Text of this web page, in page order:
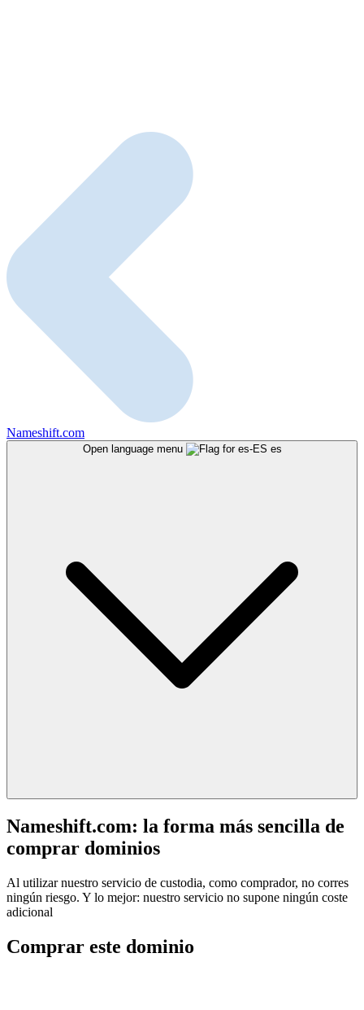
Nameshift.com
Open language menu es
Nameshift.com: la forma más sencilla de
comprar dominios
Al utilizar nuestro servicio de custodia, como comprador, no corres
ningún riesgo. Y lo mejor: nuestro servicio no supone ningún coste
adicional
Comprar este dominio